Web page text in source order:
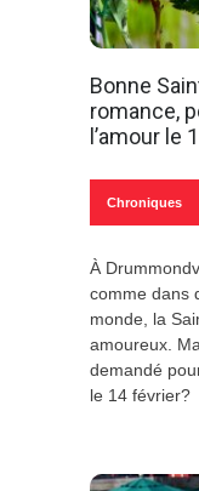
Bonne
romance,
l’amour le
Chroniques
À
comme dans
monde, la
amoureux.
demandé
le 14 février?